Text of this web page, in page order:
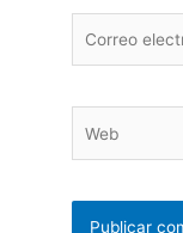
electrónico*